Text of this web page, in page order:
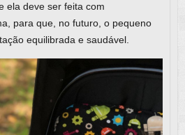
ela deve ser feita com
para que, no futuro, o pequeno
equilibrada e saudável.